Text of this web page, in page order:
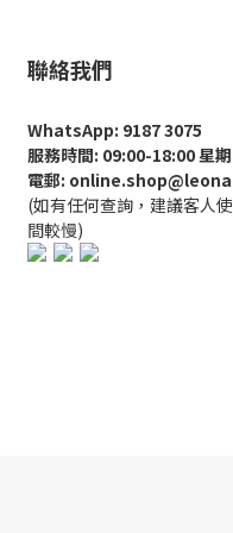
聯絡我們
WhatsApp: 9187 3075
服務時間: 09:00-18:00 星
電郵:
(如有任何查詢，建議客人
間較慢)